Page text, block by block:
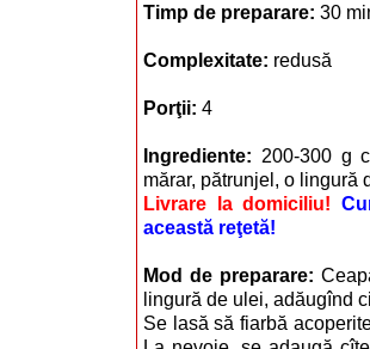
Timp de preparare: 30
Complexitate: redusă
Porţii: 4
Ingrediente: 200-300 g
mărar, pătrunjel, o lingură
Livrare la domiciliu!
această reţetă!
Mod de preparare:
lingură de ulei, adăugînd
Se lasă să fiarbă